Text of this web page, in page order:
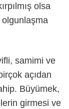
olsa
samimi ve
açıdan
Büyümek,
girmesi ve